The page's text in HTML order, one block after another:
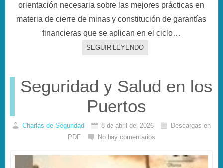
orientación necesaria sobre las mejores prácticas en
materia de cierre de minas y constitución de garantías
financieras que se aplican en el ciclo…
SEGUIR LEYENDO
Seguridad y Salud en los
Puertos
Charlas de Seguridad 8 de abril del 2026
Descargas en
PDF
No hay comentarios